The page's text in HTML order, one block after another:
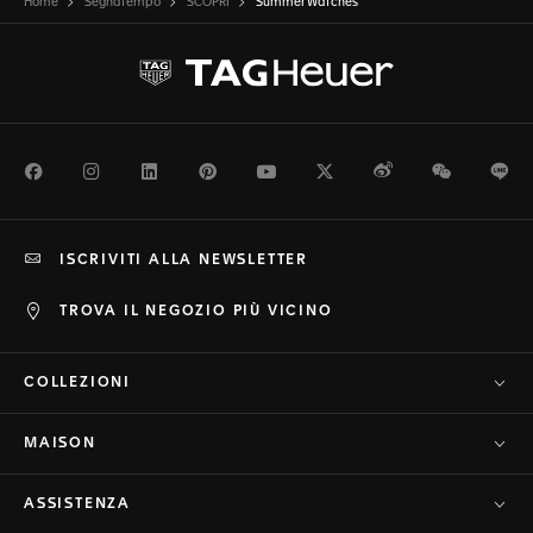
Home Segnatempo SCOPRI Summer Watches
FacebookInstagramLinkedInPinterestYoutubeTwitterWeiboWeChat
TROVA IL NEGOZIO PIÙ VICINO
ISCRIVITI ALLA NEWSLETTER
COLLEZIONI
MAISON
ASSISTENZA